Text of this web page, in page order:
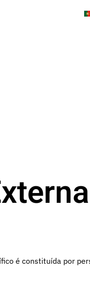
é constituída por